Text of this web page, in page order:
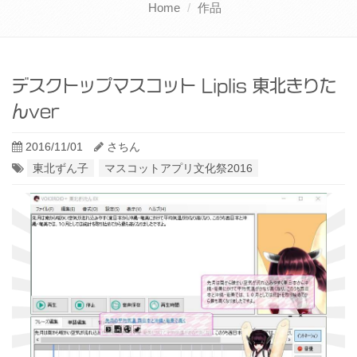
Home 作品
デスクトップマスコット Liplis 東北きりた
んver
2016/11/01
さちん
東北ずん子
マスコットアプリ文化祭2016